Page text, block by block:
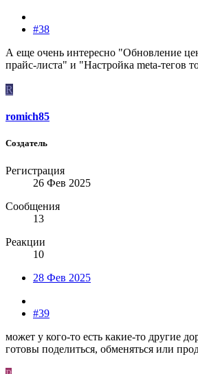
#38
А еще очень интересно "Обновление
прайс-листа" и "Настройка meta-тегов
R
romich85
Создатель
Регистрация
26 Фев 2025
Сообщения
13
Реакции
10
28 Фев 2025
#39
может у кого-то есть какие-то другие
готовы поделиться, обменяться или